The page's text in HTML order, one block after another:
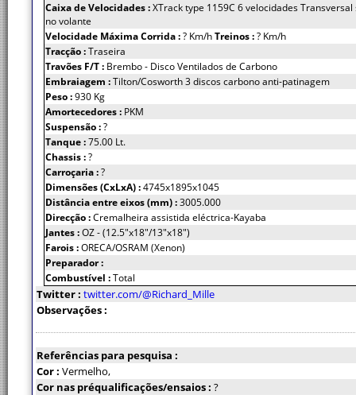
Caixa de Velocidades :XTrack type 1159C 6 velocidades
no volante
Velocidade Máxima Corrida :? Km/hTreinos :? Km/h
Tracção :Traseira
Travões F/T : Brembo - Disco Ventilados de Carbono
Embraiagem :Tilton/Cosworth 3 discos carbono anti-patinagem
Peso :930 Kg
Amortecedores : PKM
Suspensão :?
Tanque :75.00 Lt.
Chassis :?
Carroçaria :?
Dimensões (CxLxA) :4745x1895x1045
Distância entre eixos (mm) :3005.000
Direcção :Cremalheira assistida eléctrica-Kayaba
Jantes :OZ - (12.5"x18"/13"x18")
Farois :ORECA/OSRAM (Xenon)
Preparador :
Combustível :Total
Twitter : twitter.com/@Richard_Mille
Observações :
Referências para pesquisa :
Cor : Vermelho,
Cor nas préqualificações/ensaios : ?